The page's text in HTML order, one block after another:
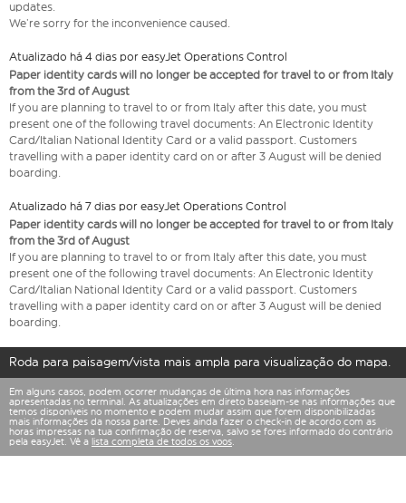
updates.
We’re sorry for the inconvenience caused.
Atualizado há 4 dias por easyJet Operations Control
Paper identity cards will no longer be accepted for travel to or from Italy
from the 3rd of August
If you are planning to travel to or from Italy after this date, you must
present one of the following travel documents: An Electronic Identity
Card/Italian National Identity Card or a valid passport. Customers
travelling with a paper identity card on or after 3 August will be denied
boarding.
Atualizado há 7 dias por easyJet Operations Control
Paper identity cards will no longer be accepted for travel to or from Italy
from the 3rd of August
If you are planning to travel to or from Italy after this date, you must
present one of the following travel documents: An Electronic Identity
Card/Italian National Identity Card or a valid passport. Customers
travelling with a paper identity card on or after 3 August will be denied
boarding.
Roda para paisagem/vista mais ampla para visualização do mapa.
Em alguns casos, podem ocorrer mudanças de última hora nas informações
apresentadas no terminal. As atualizações em direto baseiam-se nas informações que
temos disponíveis no momento e podem mudar assim que forem disponibilizadas
mais informações da nossa parte. Deves ainda fazer o check-in de acordo com as
horas impressas na tua confirmação de reserva, salvo se fores informado do contrário
pela easyJet. Vê a lista completa de todos os voos.